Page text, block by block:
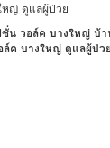
น วอล์ค บางใหญ่ บ้
ค บางใหญ่ ดูแลผู้ป่วย